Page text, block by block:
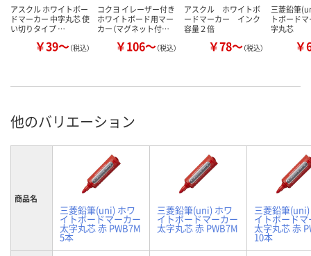
アスクル ホワイトボー
ドマーカー 中字丸芯 使
い切りタイプ …
￥39～（税込）
コクヨ イレーザー付き
ホワイトボード用マー
カー（マグネット付…
￥106～（税込）
アスクル ホワイトボ
ードマーカー インク
容量２倍
￥78～（税込）
三菱鉛筆
トボード
字丸芯
￥
他のバリエーション
商品名
三菱鉛筆(uni) ホワ
イトボードマーカー
太字丸芯 赤 PWB7M
5本
三菱鉛筆(uni) ホワ
イトボードマーカー
太字丸芯 赤 PWB7M
三菱鉛筆
イトボード
太字丸芯 赤
10本